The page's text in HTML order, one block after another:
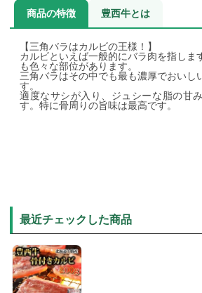
商品の特徴 豊西牛とは
【三角バラはカルビの王様！】
カルビといえば一般的にバラ肉を指しま
も色々な部位があります。
三角バラはその中でも最も濃厚でおいし
す。
適度なサシが入り、ジュシーな脂の甘
す。特に骨周りの旨味は最高です。
最近チェックした商品